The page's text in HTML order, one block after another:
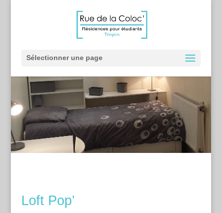
Sélectionner une page
Loft Pop’